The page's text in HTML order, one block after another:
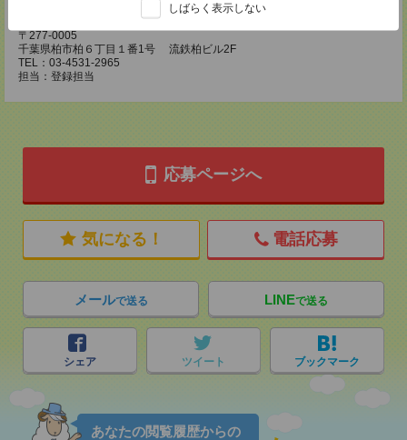
しばらく表示しない
〒277-0005
千葉県柏市柏６丁目１番1号 流鉄柏ビル2F
TEL：03-4531-2965
担当：登録担当
応募ページへ
気になる！ 電話応募
メールで送る LINEで送る
シェア ツイート ブックマーク
あなたの閲覧履歴からの